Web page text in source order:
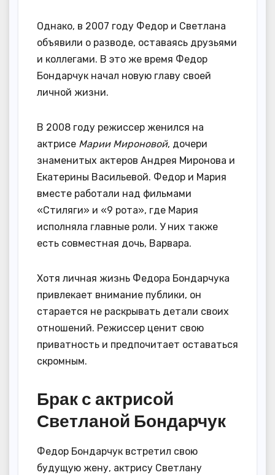
Однако, в 2007 году Федор и Светлана
объявили о разводе, оставаясь друзьями
и коллегами. В это же время Федор
Бондарчук начал новую главу своей
личной жизни.
В 2008 году режиссер женился на
актрисе Марии Мироновой, дочери
знаменитых актеров Андрея Миронова и
Екатерины Васильевой. Федор и Мария
вместе работали над фильмами
«Стиляги» и «9 рота», где Мария
исполняла главные роли. У них также
есть совместная дочь, Варвара.
Хотя личная жизнь Федора Бондарчука
привлекает внимание публики, он
старается не раскрывать детали своих
отношений. Режиссер ценит свою
приватность и предпочитает оставаться
скромным.
Брак с актрисой
Светланой Бондарчук
Федор Бондарчук встретил свою
будущую жену, актрису Светлану